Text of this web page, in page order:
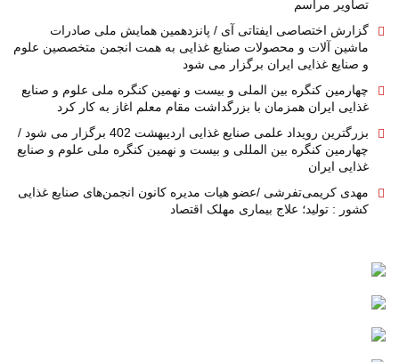
تصاویر مراسم
گزارش اختصاصی ایفتاتی آی / پانزدهمین همایش ملی صادرات
ماشین آلات و محصولات صنایع غذایی به همت انجمن متخصصین علوم
و صنایع غذایی ایران برگزار می شود
چهارمین کنگره بین الملی و بیست و نهمین کنگره ملی علوم و صنایع
غذایی ایران همزمان با بزرگداشت مقام معلم اغاز به کار کرد
بزرگترین رویداد علمی صنایع غذایی اردیبهشت 402 برگزار می شود /
چهارمین کنگره بین المللی و بیست و نهمین کنگره ملی علوم و صنایع
غذایی ایران
مهدی کریمی‌تفرشی /عضو هیات مدیره کانون انجمن‌های صنایع غذایی
کشور : تولید؛ علاج بیماری مهلک اقتصاد